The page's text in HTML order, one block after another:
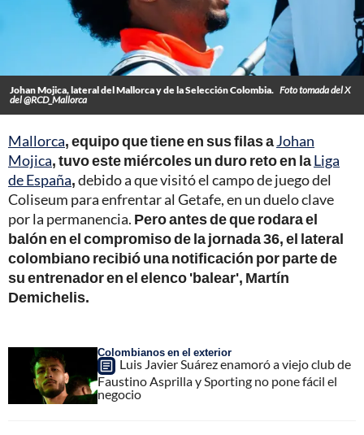
Johan Mojica, lateral del Mallorca y de la Selección Colombia. Foto tomada del X
del @RCD_Mallorca
Mallorca, equipo que tiene en sus filas aJohan
Mojica, tuvo este miércoles un duro reto en laLiga
de España,debido a que visitó el campo de juego del
Coliseum para enfrentar al Getafe, en un duelo clave
por la permanencia. Pero antes de que rodara el
balón en el compromiso de la jornada 36, el lateral
colombiano recibió una notificación por parte de
su entrenador en el elenco 'balear', Martín
Demichelis.
Colombianos en el exterior
Luis Javier Suárez enamoró a viejo club de
Faustino Asprilla y Sporting no pone fácil el
negocio